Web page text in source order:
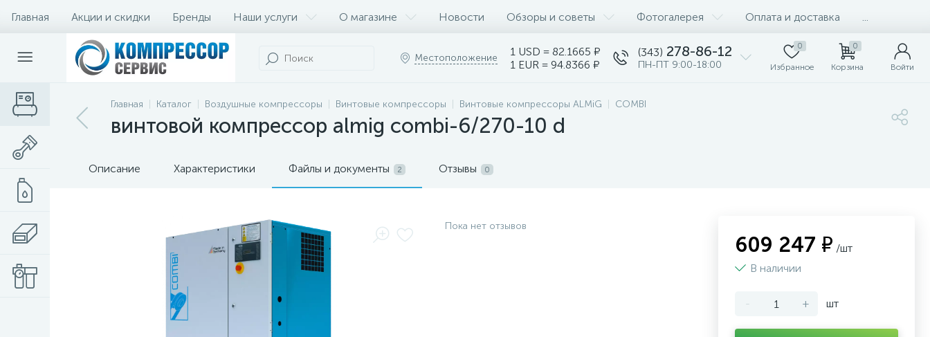
Главная Акции и скидки Бренды Наши услуги О магазине Новости Обзоры и советы Фотогалерея Оплата и доставка
Местоположение
1 USD = 82.1665 ₽
1 EUR = 94.8366 ₽
(343) 278-86-12
ПН-ПТ 9:00-18:00
0
Избранное
0
Корзина Войти
Главная Каталог Воздушные компрессоры Винтовые компрессоры Винтовые компрессоры ALMiG COMBI
винтовой компрессор almig combi-6/270-10 d
Описание Характеристики Файлы и документы 2 Отзывы 0
Пока нет отзывов
609 247 ₽ /шт
В наличии
- + шт